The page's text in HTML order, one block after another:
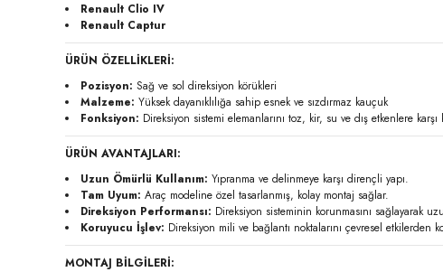
Renault Clio IV
Renault Captur
ÜRÜN ÖZELLİKLERİ:
Pozisyon: Sağ ve sol direksiyon körükleri
Malzeme: Yüksek dayanıklılığa sahip esnek ve sızdırmaz kauçuk
Fonksiyon: Direksiyon sistemi elemanlarını toz, kir, su ve dış etkenlere karşı
ÜRÜN AVANTAJLARI:
Uzun Ömürlü Kullanım: Yıpranma ve delinmeye karşı dirençli yapı.
Tam Uyum: Araç modeline özel tasarlanmış, kolay montaj sağlar.
Direksiyon Performansı: Direksiyon sisteminin korunmasını sağlayarak
Koruyucu İşlev: Direksiyon mili ve bağlantı noktalarını çevresel etkilerden
MONTAJ BİLGİLERİ: